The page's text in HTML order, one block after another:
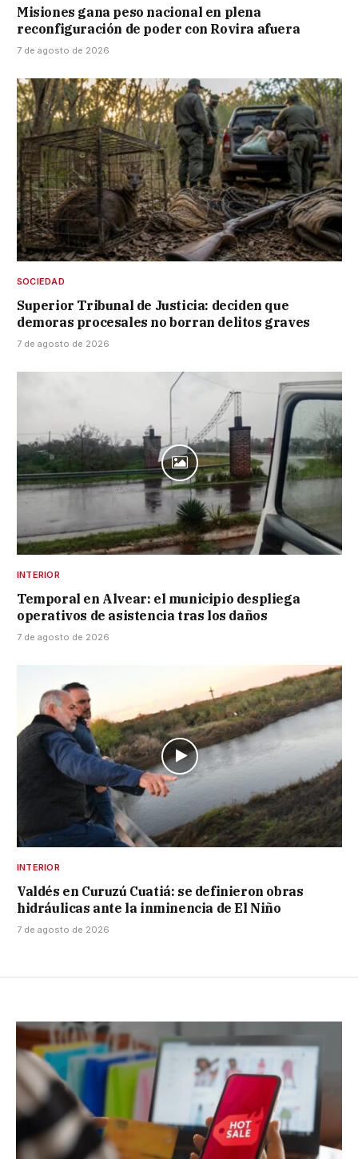
Misiones gana peso nacional en plena
reconfiguración de poder con Rovira afuera
7 de agosto de 2026
SOCIEDAD
Superior Tribunal de Justicia: deciden que
demoras procesales no borran delitos graves
7 de agosto de 2026
INTERIOR
Temporal en Alvear: el municipio despliega
operativos de asistencia tras los daños
7 de agosto de 2026
INTERIOR
Valdés en Curuzú Cuatiá: se definieron obras
hidráulicas ante la inminencia de El Niño
7 de agosto de 2026